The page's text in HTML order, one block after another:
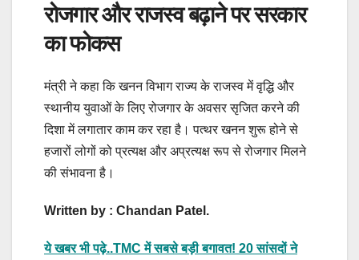
रोजगार और राजस्व बढ़ाने पर सरकार
का फोकस
मंत्री ने कहा कि खनन विभाग राज्य के राजस्व में वृद्धि और
स्थानीय युवाओं के लिए रोजगार के अवसर सृजित करने की
दिशा में लगातार काम कर रहा है। पत्थर खनन शुरू होने से
हजारों लोगों को प्रत्यक्ष और अप्रत्यक्ष रूप से रोजगार मिलने
की संभावना है।
Written by : Chandan Patel.
ये खबर भी पढ़े..TMC में सबसे बड़ी बगावत! 20 सांसदों ने